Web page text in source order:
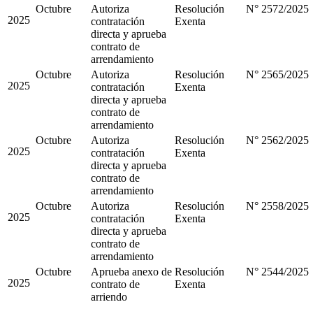
2025
Octubre
Autoriza
contratación
directa y aprueba
contrato de
arrendamiento
Resolución
Exenta
N° 2572/2025
2025
Octubre
Autoriza
contratación
directa y aprueba
contrato de
arrendamiento
Resolución
Exenta
N° 2565/2025
2025
Octubre
Autoriza
contratación
directa y aprueba
contrato de
arrendamiento
Resolución
Exenta
N° 2562/2025
2025
Octubre
Autoriza
contratación
directa y aprueba
contrato de
arrendamiento
Resolución
Exenta
N° 2558/2025
2025
Octubre
Aprueba anexo de
contrato de
arriendo
Resolución
Exenta
N° 2544/2025